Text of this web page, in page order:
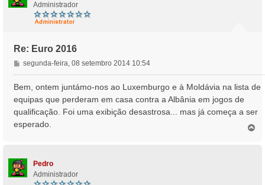
Administrador
Re: Euro 2016
M
e
n
a
g
e
segunda-feira, 08 setembro 2014 10:54
Bem, ontem juntámo-nos ao Luxemburgo e à Moldávia na lista de
equipas que perderam em casa contra a Albânia em jogos de
qualificação. Foi uma exibição desastrosa... mas já começa a ser
esperado.
Pedro
Administrador